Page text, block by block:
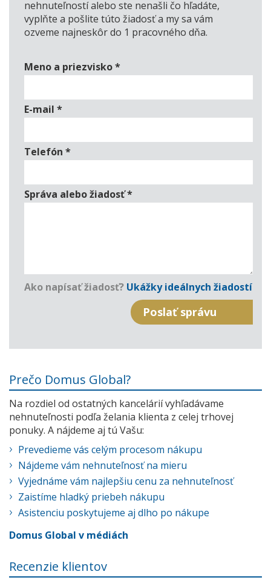
nehnuteľností alebo ste nenašli čo hľadáte,
vyplňte a pošlite túto žiadosť a my sa vám
ozveme najneskôr do 1 pracovného dňa.
Meno a priezvisko*
E-mail *
Telefón *
Správa alebo žiadosť*
Ako napísať žiadosť? Ukážky ideálnych žiadostí
Prečo Domus Global?
Na rozdiel od ostatných kancelárií vyhľadávame
nehnuteľnosti podľa želania klienta z celej trhovej
ponuky. A nájdeme aj tú Vašu:
Prevedieme vás celým procesom nákupu
Nájdeme vám nehnuteľnosť na mieru
Vyjednáme vám najlepšiu cenu za nehnuteľnosť
Zaistíme hladký priebeh nákupu
Asistenciu poskytujeme aj dlho po nákupe
Domus Global v médiách
Recenzie klientov